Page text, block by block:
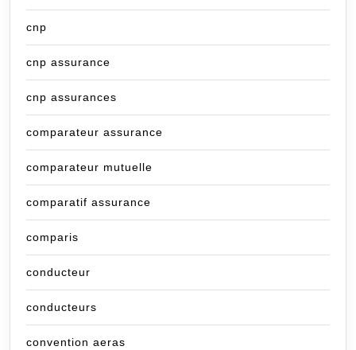
cnp
cnp assurance
cnp assurances
comparateur assurance
comparateur mutuelle
comparatif assurance
comparis
conducteur
conducteurs
convention aeras